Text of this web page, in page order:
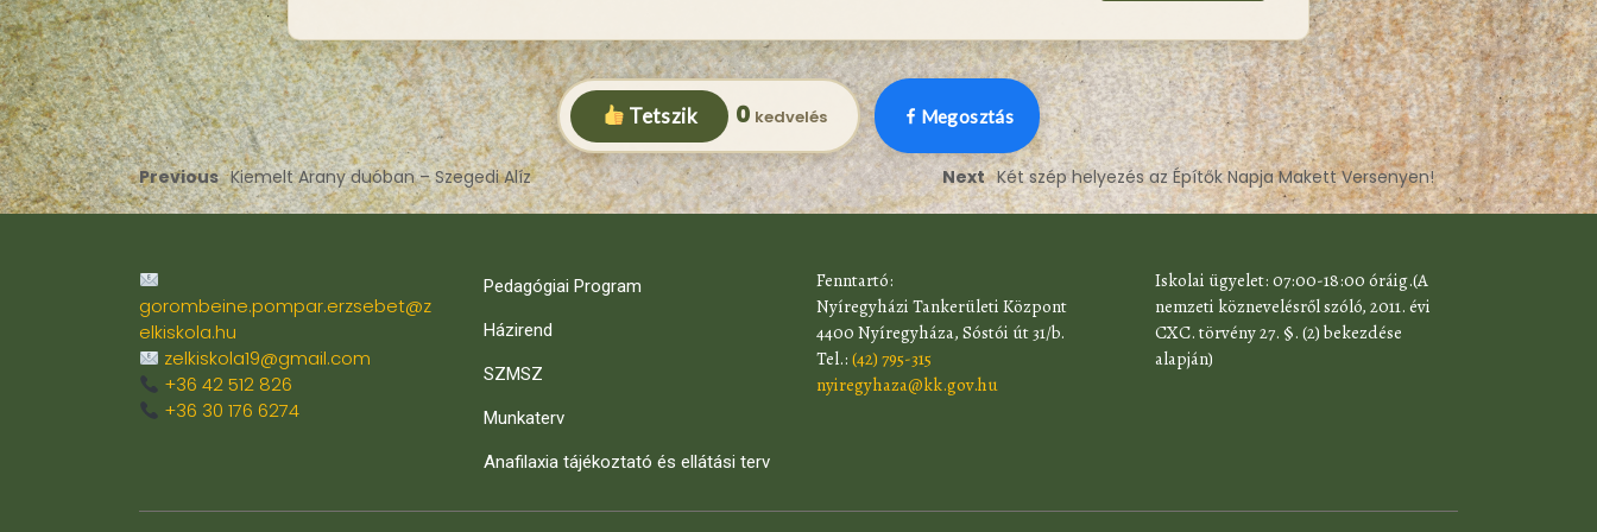
Tetszik 0 Megosztás
Previous Kiemelt Arany duóban – Szegedi Alíz Next Két szép helyezés az Építők Napja Makett Versenyen!
gorombeine.pompar.erzsebet@z
elkiskola.hu
zelkiskola19@gmail.com
+36 42 512 826
+36 30 176 6274
Pedagógiai Program
Házirend
SZMSZ
Munkaterv
Anafilaxia tájékoztató és ellátási terv
​Fenntartó:
Nyíregyházi Tankerületi Központ
4400 Nyíregyháza, Sóstói út 31/b.
Tel.: (42) 795-315
nyiregyhaza@kk.gov.hu
​Iskolai ügyelet: 07:00-18:00 óráig.(A
nemzeti köznevelésről szóló, 2011. évi
CXC. törvény 27. §. (2) bekezdése
alapján)